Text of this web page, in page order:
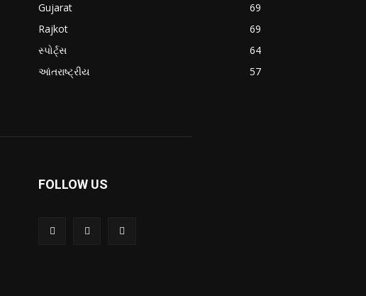
Gujarat
69
Rajkot
69
સ્પોર્ટ્સ
64
આંતરાષ્ટ્રીય
57
FOLLOW US